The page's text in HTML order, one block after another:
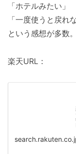
「ホテルみたい」
「一度使うと戻れ
という感想が多数。
楽天URL：